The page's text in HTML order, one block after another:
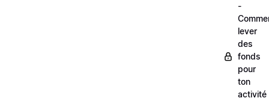
-
lever
des
fonds
pour
ton
activité